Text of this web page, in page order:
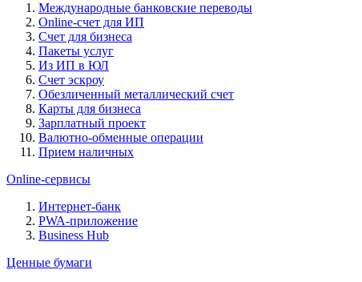
Международные банковские переводы
Online-счет для ИП
Счет для бизнеса
Пакеты услуг
Из ИП в ЮЛ
Счет эскроу
Обезличенный металлический счет
Карты для бизнеса
Зарплатный проект
Валютно-обменные операции
Прием наличных
Online-сервисы
Интернет-банк
PWA-приложение
Business Hub
Ценные бумаги